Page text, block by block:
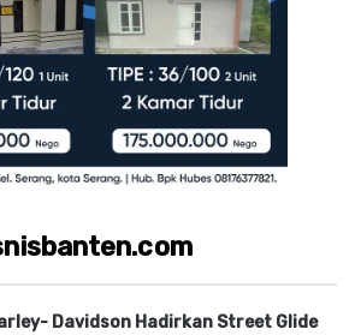
Davidson Hadirkan Street Glide